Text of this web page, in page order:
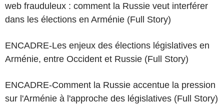
web frauduleux : comment la Russie veut interférer
dans les élections en Arménie (Full Story)
ENCADRE-Les enjeux des élections législatives en
Arménie, entre Occident et Russie (Full Story)
ENCADRE-Comment la Russie accentue la pression
sur l'Arménie à l'approche des législatives (Full Story)